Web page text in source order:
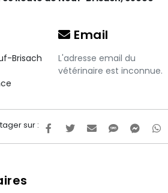
Brisach
Email
L'adresse email du
vétérinaire est inconnue.
sur :